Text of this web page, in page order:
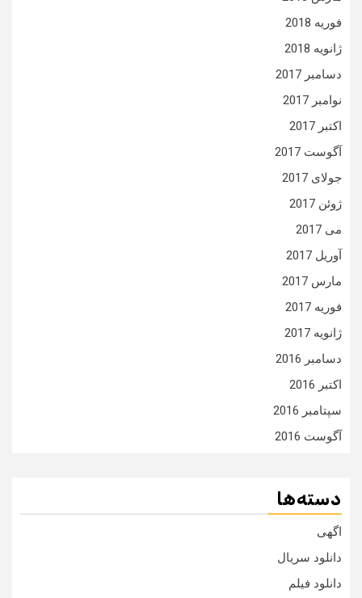
فوریه 2018
ژانویه 2018
دسامبر 2017
نوامبر 2017
اکتبر 2017
آگوست 2017
جولای 2017
ژوئن 2017
می 2017
آوریل 2017
مارس 2017
فوریه 2017
ژانویه 2017
دسامبر 2016
اکتبر 2016
سپتامبر 2016
آگوست 2016
دسته‌ها
اگهی
دانلود سریال
دانلود فیلم